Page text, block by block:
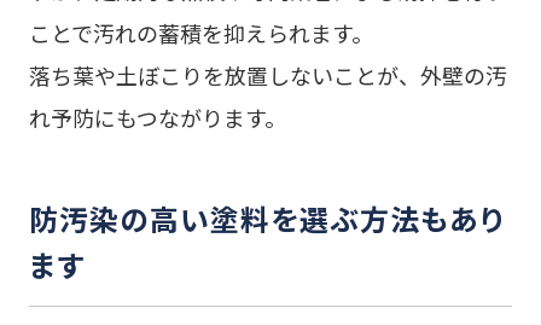
ことで汚れの蓄積を抑えられます。
落ち葉や土ぼこりを放置しないことが、外壁の汚
れ予防にもつながります。
防汚染の高い塗料を選ぶ方法もあり
ます